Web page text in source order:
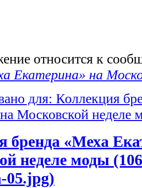
относится к
Екатерина» на
для: Коллекция
Московской неделе
бренда «Меха
неделе моды
05.jpg)